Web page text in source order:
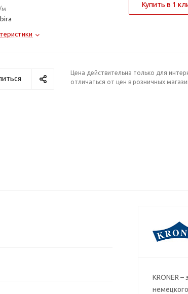
м
Купить в 1
Цена действительна только для
отличаться от цен в розничных
KRONER –